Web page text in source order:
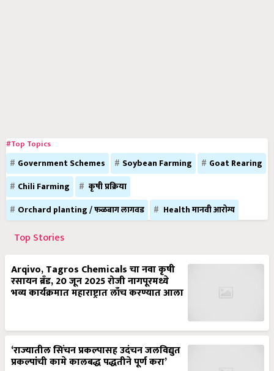
#Top Topics
Government Schemes Soybean Farming
Goat Rearing
Chili Farming
कृषी प्रक्रिया
Orchard planting / फळबाग लागवड
Health मानवी आरोग्य
Top Stories
Arqivo, Tagros Chemicals चा नवा कृषी
रसायन ब्रँड, 20 जून 2025 रोजी नागपूरमध्ये
भव्य कार्यक्रमात महाराष्ट्रात लाँच करण्यात आला
‘राज्यातील सिंचन प्रकल्पासह उदंचन जलविद्युत
प्रकल्पांची कामे कालबद्ध पद्धतीने पूर्ण करा’